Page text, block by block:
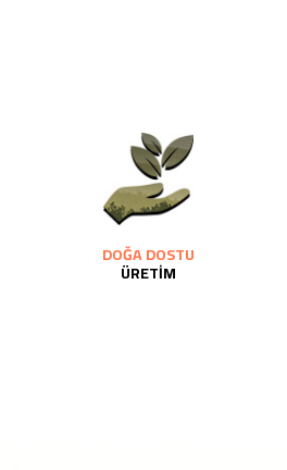
DOĞA DOSTU
ÜRETİM